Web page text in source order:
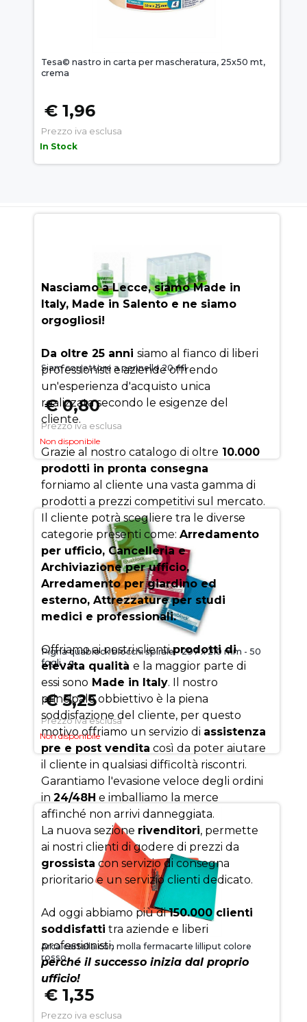
Tesa© nastro in carta per mascheratura, 25x50 mt,
crema
€ 1,96
Prezzo iva esclusa
In Stock
Siam correttore a pennello 20 ml
€ 0,80
Prezzo iva esclusa
Non disponibile
Pigna quablock blocchi spirale - 297 x 210 mm - 50
fogli - q
€ 5,25
Prezzo iva esclusa
Non disponibile
Arca cartella con molla fermacarte lilliput colore
rosso
€ 1,35
Prezzo iva esclusa
SUCCESSO
Nasciamo a Lecce, siamo Made in
Italy, Made in Salento e ne siamo
orgogliosi!
Da oltre 25 anni siamo al fianco di liberi
professionisti e aziende offrendo
un'esperienza d'acquisto unica
realizzata secondo le esigenze del
cliente.
Grazie al nostro catalogo di oltre 10.000
prodotti in pronta consegna
forniamo al cliente una vasta gamma di
prodotti a prezzi competitivi sul mercato.
Il cliente potrà scegliere tra le diverse
categorie presenti come: Arredamento
per ufficio, Cancelleria e
Archiviazione per ufficio,
Arredamento per giardino ed
esterno, Attrezzature per studi
medici e professionali.
Offriamo ai nostri clientiprodotti di
elevata qualità e la maggior parte di
essi sono Made in Italy. Il nostro
principale obbiettivo è la piena
soddisfazione del cliente, per questo
motivo offriamo un servizio di assistenza
pre e post vendita così da poter aiutare
il cliente in qualsiasi difficoltà riscontri.
Garantiamo l'evasione veloce degli ordini
in 24/48H e imballiamo la merce
affinché non arrivi danneggiata.
La nuova sezione rivenditori, permette
ai nostri clienti di godere di prezzi da
grossista con servizio di consegna
prioritario e un servizio clienti dedicato.
Ad oggi abbiamo più di150.000 clienti
soddisfatti tra aziende e liberi
professionisti,
perché il successo inizia dal proprio
ufficio!